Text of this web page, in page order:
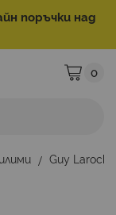
поръчки над
Моята
0
Guy